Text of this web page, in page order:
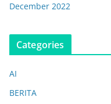
December 2022
Categories
AI
BERITA